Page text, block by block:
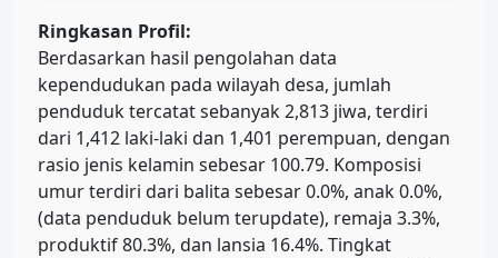
Ringkasan Profil:
Berdasarkan hasil pengolahan data
kependudukan pada wilayah desa, jumlah
penduduk tercatat sebanyak 2,813 jiwa, terdiri
dari 1,412 laki-laki dan 1,401 perempuan, dengan
rasio jenis kelamin sebesar 100.79. Komposisi
umur terdiri dari balita sebesar 0.0%, anak 0.0%,
(data penduduk belum terupdate), remaja 3.3%,
produktif 80.3%, dan lansia 16.4%. Tingkat